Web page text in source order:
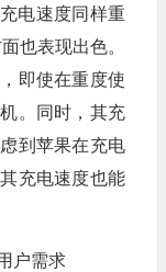
电速度同样重
也表现出色。
即使在重度使
。同时，其充
到苹果在充电
充电速度也能
户需求